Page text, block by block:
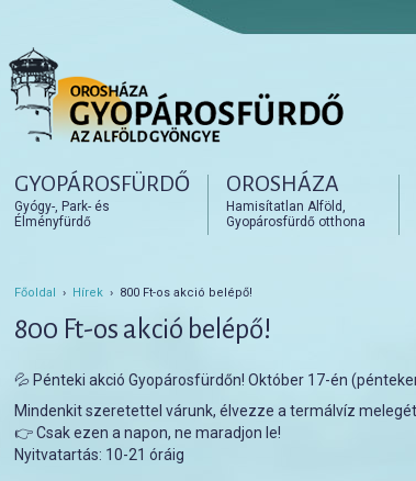
Tovább az elsődleges tartalomra
Tovább a másodlagos tartalomra
GYOPÁROSFÜRDŐ
Gyógy-, Park- és
Élményfürdő
OROSHÁZA
Hamisítatlan Alföld,
Gyopárosfürdő otthona
Főoldal › Hírek › 800 Ft-os akció belépő!
800 Ft-os akció belépő!
💦 Pénteki akció Gyopárosfürdőn! Október 17-én
Mindenkit szeretettel várunk, élvezze a termálvíz
👉 Csak ezen a napon, ne maradjon le!
Nyitvatartás: 10-21 óráig